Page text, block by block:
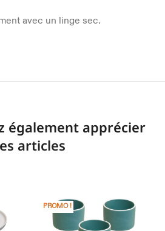
avec un linge sec.
également apprécier
articles
PROMO !